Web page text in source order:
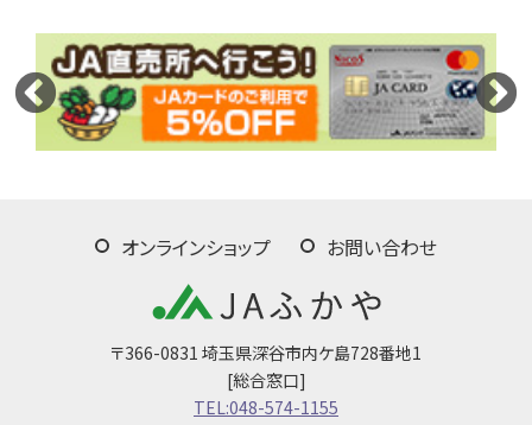
〒366-0831 埼玉県深谷市内ケ島728番地1
[総合窓口]
TEL:048-574-1155
オンラインショップ お問い合わせ